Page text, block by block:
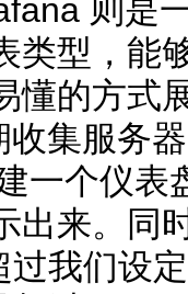
则是
类型，能
懂的方式
集服务
一个仪表
出来。同
过我们设